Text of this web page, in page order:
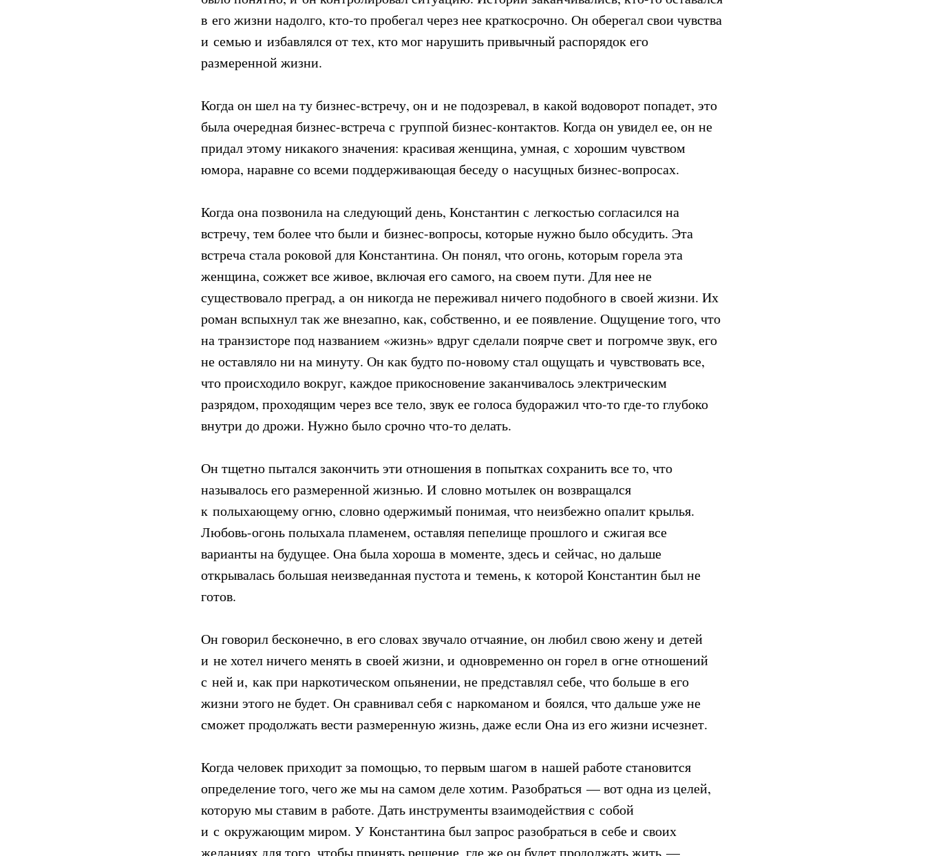
в его жизни надолго, кто-то пробегал через нее краткосрочно. Он оберегал свои чувства
и семью и избавлялся от тех, кто мог нарушить привычный распорядок его
размеренной жизни.
Когда он шел на ту бизнес-встречу, он и не подозревал, в какой водоворот попадет, это
была очередная бизнес-встреча с группой бизнес-контактов. Когда он увидел ее, он не
придал этому никакого значения: красивая женщина, умная, с хорошим чувством
юмора, наравне со всеми поддерживающая беседу о насущных бизнес-вопросах.
Когда она позвонила на следующий день, Константин с легкостью согласился на
встречу, тем более что были и бизнес-вопросы, которые нужно было обсудить. Эта
встреча стала роковой для Константина. Он понял, что огонь, которым горела эта
женщина, сожжет все живое, включая его самого, на своем пути. Для нее не
существовало преград, а он никогда не переживал ничего подобного в своей жизни. Их
роман вспыхнул так же внезапно, как, собственно, и ее появление. Ощущение того, что
на транзисторе под названием «жизнь» вдруг сделали поярче свет и погромче звук, его
не оставляло ни на минуту. Он как будто по-новому стал ощущать и чувствовать все,
что происходило вокруг, каждое прикосновение заканчивалось электрическим
разрядом, проходящим через все тело, звук ее голоса будоражил что-то где-то глубоко
внутри до дрожи. Нужно было срочно что-то делать.
Он тщетно пытался закончить эти отношения в попытках сохранить все то, что
называлось его размеренной жизнью. И словно мотылек он возвращался
к полыхающему огню, словно одержимый понимая, что неизбежно опалит крылья.
Любовь-огонь полыхала пламенем, оставляя пепелище прошлого и сжигая все
варианты на будущее. Она была хороша в моменте, здесь и сейчас, но дальше
открывалась большая неизведанная пустота и темень, к которой Константин был не
готов.
Он говорил бесконечно, в его словах звучало отчаяние, он любил свою жену и детей
и не хотел ничего менять в своей жизни, и одновременно он горел в огне отношений
с ней и, как при наркотическом опьянении, не представлял себе, что больше в его
жизни этого не будет. Он сравнивал себя с наркоманом и боялся, что дальше уже не
сможет продолжать вести размеренную жизнь, даже если Она из его жизни исчезнет.
Когда человек приходит за помощью, то первым шагом в нашей работе становится
определение того, чего же мы на самом деле хотим. Разобраться — вот одна из целей,
которую мы ставим в работе. Дать инструменты взаимодействия с собой
и с окружающим миром. У Константина был запрос разобраться в себе и своих
желаниях для того, чтобы принять решение, где же он будет продолжать жить —